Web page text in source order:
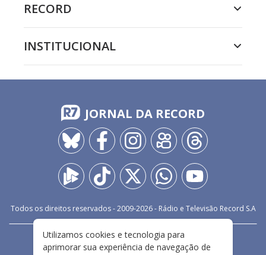
RECORD
INSTITUCIONAL
JORNAL DA RECORD
Todos os direitos reservados - 2009-2026- Rádio e Televisão Record S.A
FALE CONOSCO
PRIVACIDADE
Utilizamos cookies e tecnologia para
aprimorar sua experiência de navegação de